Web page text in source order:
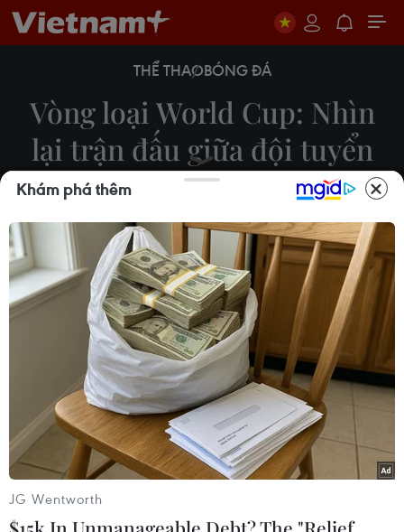
THỂ THAOBÓNG ĐÁ
Vòng loại World Cup: Nhìn
lại trận đấu giữa đội tuyển
Việt Nam và UAE
16/06/2021 01:20
Xếp thứ nhì bảng G với 17 điểm sau 8 trận đấu, đội
tuyển Việt Nam lần đầu tiên giành quyền vào vòng
loại cuối cùng World Cup khu vực châu Á.
Khám phá thêm
JG Wentworth